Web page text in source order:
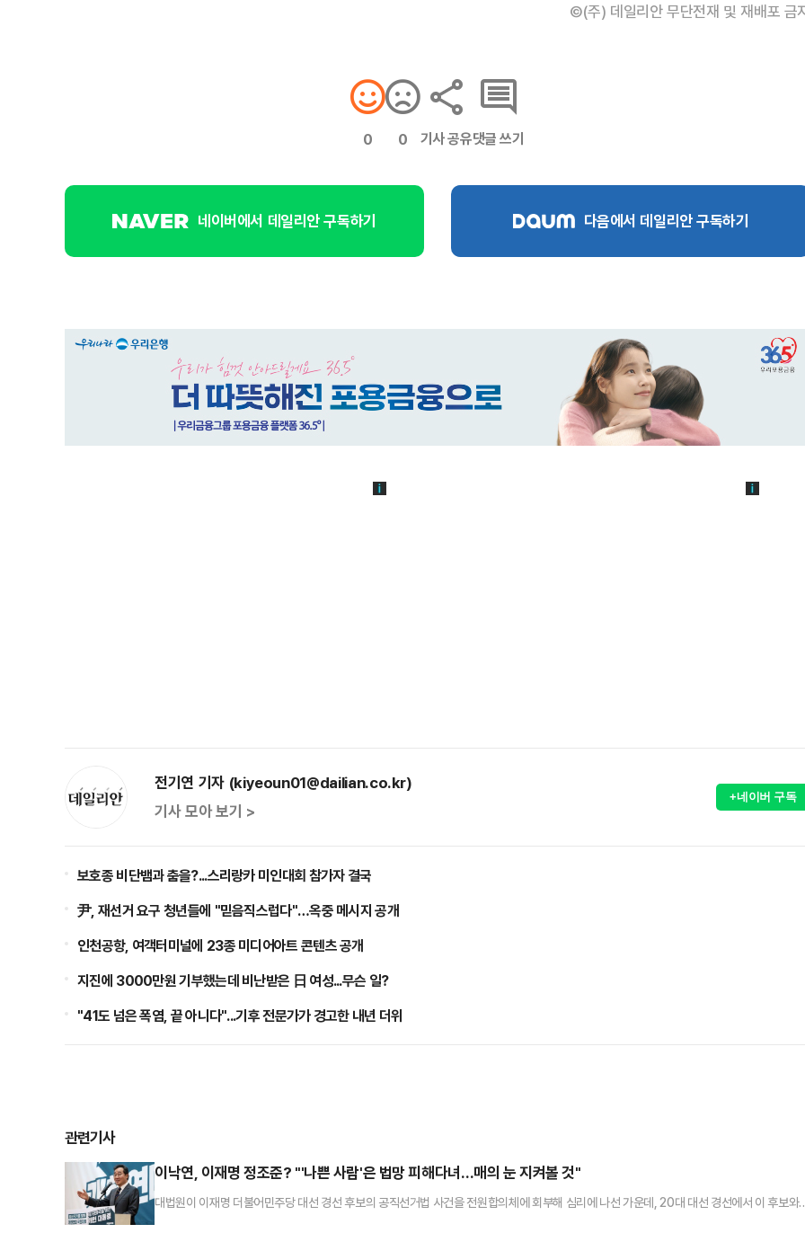
©(주) 데일리안 무단전재 및 재배포 금
0 0 기사 공유댓글 쓰기
네이버에서 데일리안 구독하기 다음에서 데일리안 구독하기
전기연 기자 (kiyeoun01@dailian.co.kr)
기사 모아 보기 >
+네이버 구독
보호종 비단뱀과 춤을?...스리랑카 미인대회 참가자 결국
尹, 재선거 요구 청년들에 "믿음직스럽다"…옥중 메시지 공개
인천공항, 여객터미널에 23종 미디어아트 콘텐츠 공개
지진에 3000만원 기부했는데 비난받은 日 여성...무슨 일?
"41도 넘은 폭염, 끝 아니다"...기후 전문가가 경고한 내년 더위
관련기사
이낙연, 이재명 정조준? "'나쁜 사람'은 법망 피해다녀…매의 눈 지켜볼 것"
대법원이 이재명 더불어민주당 대선 경선 후보의 공직선거법 사건을 전원합의체에 회부해 심리에 나선 가운데, 20대 대선 경선에서 이 후보와